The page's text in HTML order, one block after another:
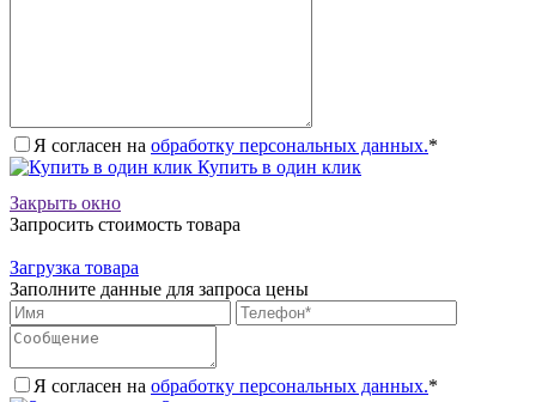
Я согласен на обработку персональных данных.*
Купить в один клик
Закрыть окно
Запросить стоимость товара
Загрузка товара
Заполните данные для запроса цены
Я согласен на обработку персональных данных.*